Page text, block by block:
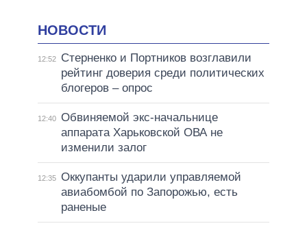
НОВОСТИ
12:52
Стерненко и Портников возглавили
рейтинг доверия среди политических
блогеров – опрос
12:40 Обвиняемой экс-начальнице
аппарата Харьковской ОВА не
изменили залог
12:35 Оккупанты ударили управляемой
авиабомбой по Запорожью, есть
раненые